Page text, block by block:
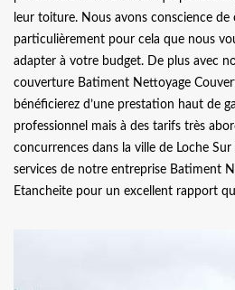
leur toiture. Nous avons conscience de
particulièrement pour cela que nous
adapter à votre budget. De plus avec
couverture Batiment Nettoyage
bénéficierez d’une prestation haut de
professionnel mais à des tarifs très
concurrences dans la ville de Loche
services de notre entreprise Batiment
Etancheite pour un excellent rapport